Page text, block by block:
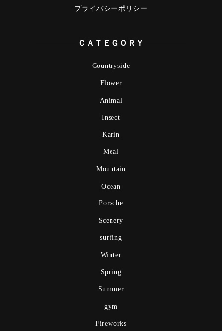
gym
Summer
surfing
プライバシーポリシー
ＣＡＴＥＧＯＲＹ
Countryside
Flower
Animal
Insect
Karin
Meal
Mountain
Ocean
Porsche
Scenery
surfing
Winter
Spring
Summer
gym
Fireworks